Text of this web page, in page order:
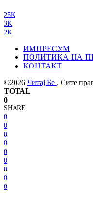
25K
3K
2K
ИМПРЕСУМ
ПОЛИТИКА НА
КОНТАКТ
©2026 Читај Бе . Сите
TOTAL
0
SHARE
0
0
0
0
0
0
0
0
0